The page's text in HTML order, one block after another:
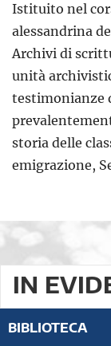
Istituito nel
alessandrina
Archivi di
unità
testimonianze
storia delle
emigrazione,
IN
BIBLIOTECA